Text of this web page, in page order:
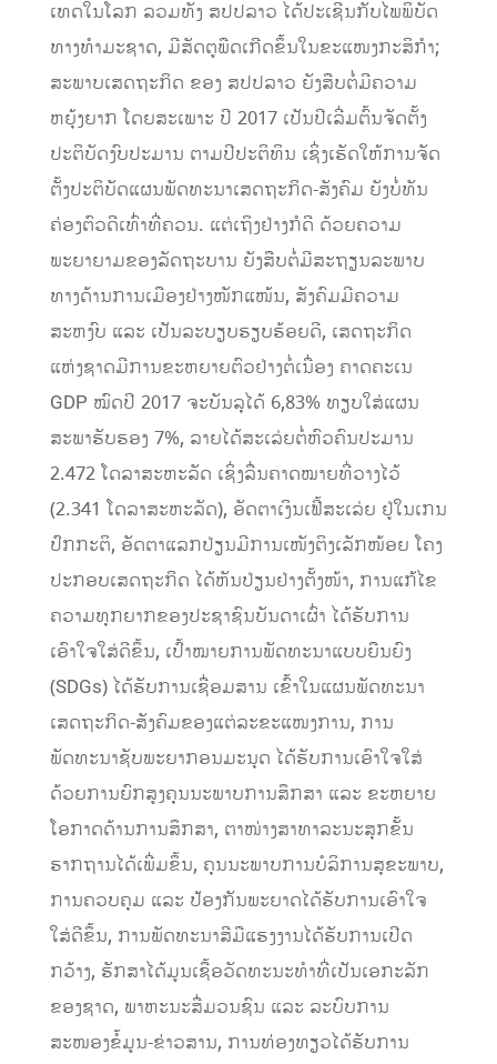
ເທດໃນ​ໂລກ ລວມທັງ ສປປລາວ ​ໄດ້ປະ​ເຊີນກັບ​ໄພພິບັດ
ທາງທໍາມະຊາດ, ​ມີສັດຕູ​ພືດ​ເກີດ​ຂຶ້ນ​ໃນ​ຂະ​ແໜງ​ກະສິກຳ;
ສະພາບ​ເສດຖະກິດ ຂອງ ສປປລາວ ຍັງ​ສືບຕໍ່​ມີ​ຄວາມ​
ຫຍຸ້ງຍາກ ​ໂດ​ຍສະ​ເພາະ ປີ 2017 ເປັນ​ປີ​ເລີ່ມຕົ້ນ​ຈັດ​ຕັ້ງ​
ປະຕິບັດ​ງົບປະມານ ຕາມ​ປີ​ປະຕິທິນ ​ເຊິ່ງ​ເຮັດ​ໃຫ້ການ​ຈັດ​
ຕັ້ງ​ປະຕິບັດ​​​ແຜນພັດທະນາ​ເສດຖະກິ​ດ-ສັງຄົມ ຍັງ​ບໍ່​ທັນ​
ຄ່ອງ​ຕົວດີ​ເທົ່າ​ທີ່​ຄວນ. ແຕ່​ເຖິງ​ຢ່າງ​ກໍ​ດີ ດ້ວຍ​ຄວາມ​
ພະຍາຍາມຂອງ​ລັດຖະບານ ຍັງສືບ​ຕໍ່ມີສະຖຽນ​ລະ​ພາບ​
ທາງ​ດ້ານ​ການເມືອງຢ່າງ​ໜັກ​ແໜ້ນ, ສັງຄົມມີ​ຄວາມ​
ສະຫງົບ ​ແລະ ​ເປັນ​ລະບຽບ​ຮຽບຮ້ອຍ​ດີ, ເສດຖະກິດ
ແຫ່ງຊາດມີ​ການ​ຂະຫຍາຍ​ຕົວຢ່າງ​ຕໍ່​ເນື່ອງ ຄາດ​ຄ​ະ​ເນ
GDP ​ໝົດ​ປີ 2017 ຈະ​ບັນລຸໄດ້ 6,83% ທຽບ​ໃສ່​ແຜນ​
ສະພາ​ຮັບຮອງ​ 7%, ລາຍໄດ້ສະເລ່ຍຕໍ່ຫົວຄົນປະມານ
2.472 ໂດລາສະຫະລັດ ​ເຊິ່ງລື່ນຄາດໝາຍທີ່ວາງໄວ້
(2.341 ໂດລາສະຫະລັດ), ອັດຕາເງິນເຟີ້ສະເລ່ຍ ຢູ່ໃນເກນ
ປົກກະຕິ, ອັດຕາແລກປ່ຽນມີການເໜັງຕິງເລັກໜ້ອຍ ໂຄງ
ປະກອບເສດຖະກິດ ໄດ້ຫັນປ່ຽນຢ່າງຕັ້ງໜ້າ, ການແກ້ໄຂ
ຄວາມທຸກຍາກຂອງປະຊາຊົນບັນດາເຜົ່າ ໄດ້ຮັບການ
ເອົາໃຈໃສ່ດີຂຶ້ນ, ເປົ້າໝາຍການພັດທະນາ​ແບບ​ຍືນ​ຍົງ
(SDGs) ໄດ້ຮັບ​ການ​ເຊື່ອມ​ສານ ເຂົ້າ​ໃນ​ແຜນ​ພັດທະນາ​​
ເສດຖະກິດ-ສັງຄົມ​ຂອງແຕ່ລະ​ຂະ​ແໜງ​ການ, ການ
ພັດທະນາຊັບພະຍາກອນມະນຸດ ໄດ້ຮັບການເອົາໃຈໃສ່
ດ້ວຍການຍົກສູງຄຸນນະພາບການສຶກສາ ແລະ ຂະຫຍາຍ
ໂອກາດດ້ານການສຶກສາ, ຕາໜ່າງສາທາລະນະສຸກຂັ້ນ
ຮາກຖານໄດ້ເພີ່ມຂຶ້ນ, ຄຸນນະພາບການບໍລິການສຸຂະພາບ,
ການຄວບຄຸມ ແລະ ປ້ອງກັນພະຍາດໄດ້ຮັບການເອົາໃຈ
ໃສ່ດີຂຶ້ນ, ການພັດທະນາສີມືແຮງງານ​ໄດ້​ຮັບ​ການ​ເປີດ​
ກວ້າງ, ຮັກສາ​ໄດ້ມູນເຊື້ອວັດທະນະທໍາທີ່ເປັນເອກະລັກ
ຂອງຊາດ, ພາຫະນະ​ສື່​ມວນ​ຊົນ ​ແລະ ລະບົບການ
ສະໜອງຂໍ້ມູນ-ຂ່າວສານ​, ການທ່ອງ​ທຽວໄດ້​ຮັບ​ການ​